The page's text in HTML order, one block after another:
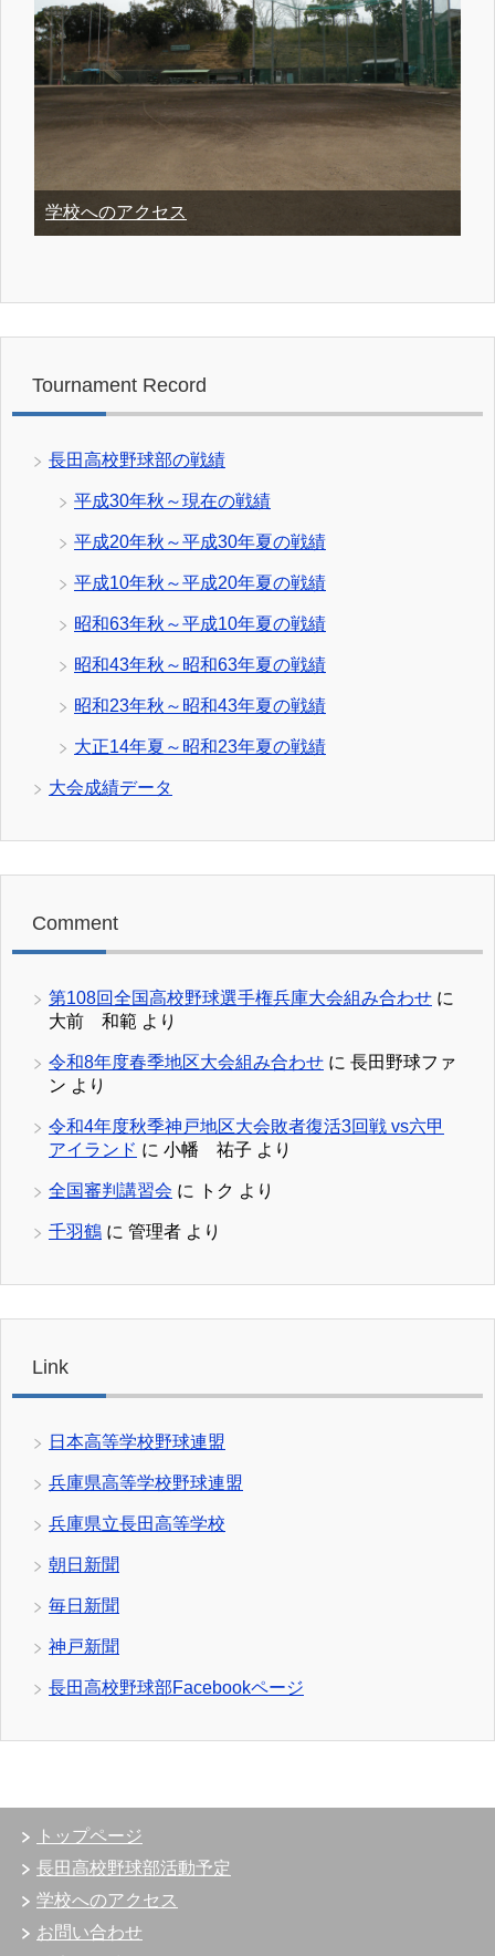
学校へのアクセス
Tournament Record
長田高校野球部の戦績
平成30年秋～現在の戦績
平成20年秋～平成30年夏の戦績
平成10年秋～平成20年夏の戦績
昭和63年秋～平成10年夏の戦績
昭和43年秋～昭和63年夏の戦績
昭和23年秋～昭和43年夏の戦績
大正14年夏～昭和23年夏の戦績
大会成績データ
Comment
第108回全国高校野球選手権兵庫大会組み合わせ に
大前 和範 より
令和8年度春季地区大会組み合わせ に 長田野球ファ
ン より
令和4年度秋季神戸地区大会敗者復活3回戦 vs六甲
アイランド に 小幡 祐子 より
全国審判講習会 に トク より
千羽鶴 に 管理者 より
Link
日本高等学校野球連盟
兵庫県高等学校野球連盟
兵庫県立長田高等学校
朝日新聞
毎日新聞
神戸新聞
長田高校野球部Facebookページ
トップページ
長田高校野球部活動予定
学校へのアクセス
お問い合わせ